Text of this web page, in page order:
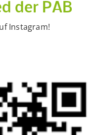
der PAB
Instagram!